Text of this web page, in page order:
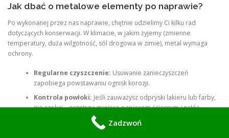
Jak dbać o metalowe elementy po naprawie?
Po wykonanej przez nas naprawie, chętnie udzielimy Ci kilku rad
dotyczących konserwacji. W klimacie, w jakim żyjemy (zmienne
temperatury, duża wilgotność, sól drogowa w zimie), metal wymaga
ochrony.
Regularne czyszczenie: Usuwanie zanieczyszczeń
zapobiega powstawaniu ognisk korozji.
Kontrola powłoki: Jeśli zauważysz odpryski lakieru lub farby,
nie czekaj – przetrzyj miejsce papierem ściernym i nałóż
warstwę farby zaprawkowej.
Elementy ruchome, takie jak zawiasy bramy czy
Zadzwoń